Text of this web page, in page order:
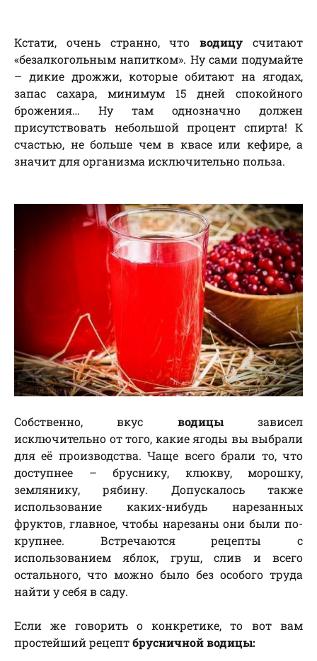
Кстати, очень странно, чтоводицусчитают
«безалкогольным напитком». Ну сами подумайте
– дикие дрожжи, которые обитают на ягодах,
запас сахара, минимум 15 дней спокойного
брожения… Ну там однозначно должен
присутствовать небольшой процент спирта! К
счастью, не больше чем в квасе или кефире, а
значит для организма исключительно польза.
Собственно, вкус водицызависел
исключительно от того, какие ягоды вы выбрали
для её производства. Чаще всего брали то, что
доступнее – бруснику, клюкву, морошку,
землянику, рябину. Допускалось также
использование каких-нибудь нарезанных
фруктов, главное, чтобы нарезаны они были по-
крупнее. Встречаются рецепты с
использованием яблок, груш, слив и всего
остального, что можно было без особого труда
найти у себя в саду.
Если же говорить о конкретике, то вот вам
простейший рецептбрусничной водицы: